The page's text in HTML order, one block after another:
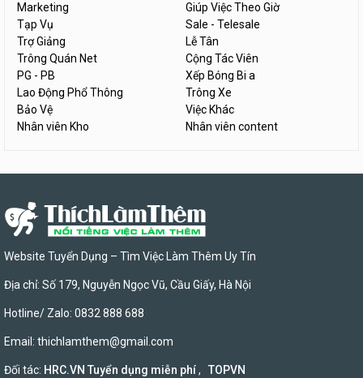
Marketing
Giúp Việc Theo Giờ
Tạp Vụ
Sale - Telesale
Trợ Giảng
Lễ Tân
Trông Quán Net
Cộng Tác Viên
PG - PB
Xếp Bóng Bi a
Lao Động Phổ Thông
Trông Xe
Bảo Vệ
Việc Khác
Nhân viên Kho
Nhân viên content
Website Tuyển Dụng – Tìm Việc Làm Thêm Uy Tín
Địa chỉ: Số 179, Nguyễn Ngọc Vũ, Cầu Giấy, Hà Nội
Hotline/ Zalo: 0832 888 688
Email: thichlamthem@gmail.com
Đối tác: HRC.VN Tuyển dụng miễn phí, TOPVN